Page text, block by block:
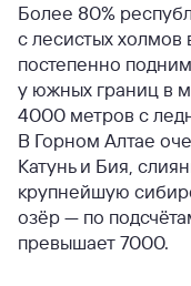
Более 80%
с лесистых холмов
постепенно
у южных границ в
4000 метров с
В Горном Алтае
Катунь и Бия,
крупнейшую
озёр — по
превышает 7000.